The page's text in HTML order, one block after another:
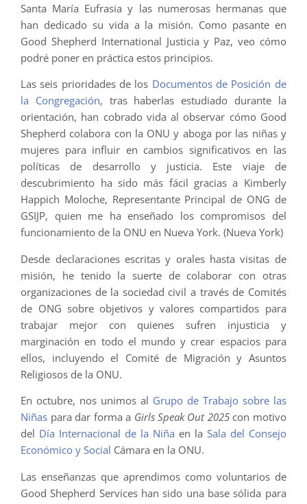
Santa María Eufrasia y las numerosas hermanas que
han dedicado su vida a la misión. Como pasante en
Good Shepherd International Justicia y Paz, veo cómo
podré poner en práctica estos principios.
Las seis prioridades de los Documentos de Posición de
la Congregación, tras haberlas estudiado durante la
orientación, han cobrado vida al observar cómo Good
Shepherd colabora con la ONU y aboga por las niñas y
mujeres para influir en cambios significativos en las
políticas de desarrollo y justicia. Este viaje de
descubrimiento ha sido más fácil gracias a Kimberly
Happich Moloche, Representante Principal de ONG de
GSIJP, quien me ha enseñado los compromisos del
funcionamiento de la ONU en Nueva York. (Nueva York)
Desde declaraciones escritas y orales hasta visitas de
misión, he tenido la suerte de colaborar con otras
organizaciones de la sociedad civil a través de Comités
de ONG sobre objetivos y valores compartidos para
trabajar mejor con quienes sufren injusticia y
marginación en todo el mundo y crear espacios para
ellos, incluyendo el Comité de Migración y Asuntos
Religiosos de la ONU.
En octubre, nos unimos al Grupo de Trabajo sobre las
Niñas para dar forma a Girls Speak Out 2025 con motivo
del Día Internacional de la Niña en la Sala del Consejo
Económico y Social Cámara en la ONU.
Las enseñanzas que aprendimos como voluntarios de
Good Shepherd Services han sido una base sólida para